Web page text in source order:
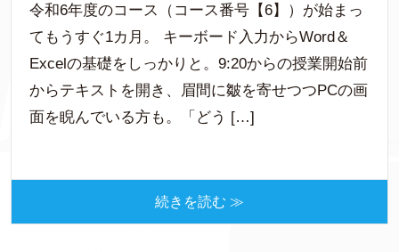
令和6年度のコース（コース番号【6】）が始まっ
てもうすぐ1カ月。 キーボード入力からWord＆
Excelの基礎をしっかりと。9:20からの授業開始前
からテキストを開き、眉間に皺を寄せつつPCの画
面を睨んでいる方も。「どう […]
続きを読む ≫